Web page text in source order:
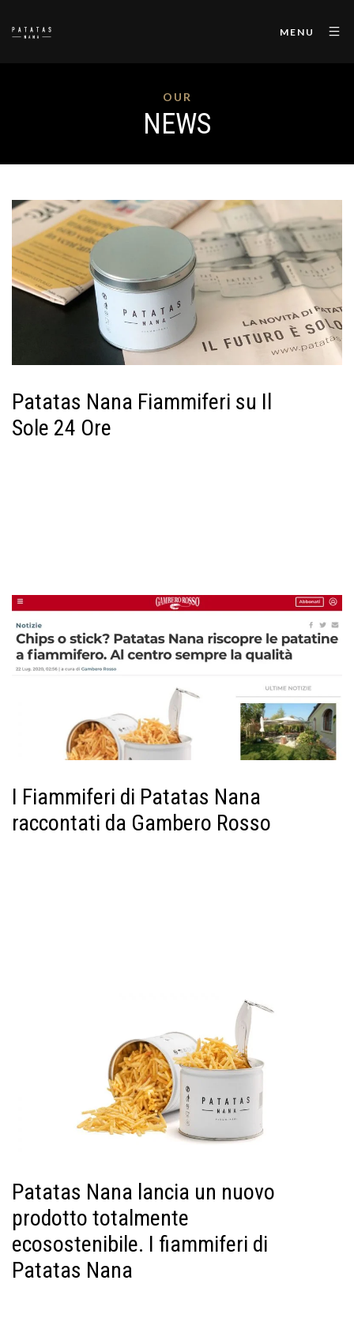
MENU
OUR
NEWS
Patatas Nana Fiammiferi su Il
Sole 24 Ore
I Fiammiferi di Patatas Nana
raccontati da Gambero Rosso
Patatas Nana lancia un nuovo
prodotto totalmente
ecosostenibile.⁣ I fiammiferi di
Patatas Nana